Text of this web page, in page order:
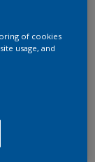
of cookies
usage, and